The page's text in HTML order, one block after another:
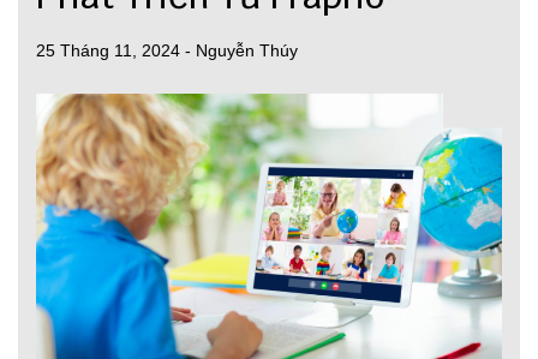
25 Tháng 11, 2024 - Nguyễn Thúy